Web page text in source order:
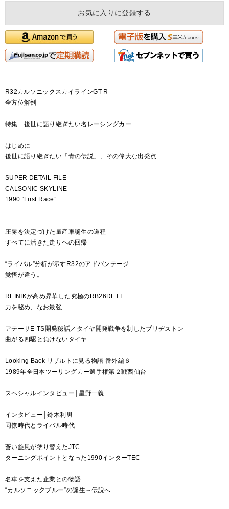
お気に入りに登録する
R32カルソニックスカイラインGT-R
全方位解剖
特集 後世に語り継ぎたい名レーシングカー
はじめに
後世に語り継ぎたい「青の伝説」、その偉大な出発点
SUPER DETAIL FILE
CALSONIC SKYLINE
1990 “First Race”
圧勝を決定づけた量産車誕生の道程
すべてに活きた走りへの回帰
“ライバル”分析が示すR32のアドバンテージ
覚悟が違う。
REINIKが高め昇華した究極のRB26DETT
力を秘め、なお最強
アテーサE-TS開発秘話／タイヤ開発戦争を制したブリヂストン
曲がる四駆と負けないタイヤ
Looking Back リザルトに見る物語 番外編６
1989年全日本ツーリングカー選手権第２戦西仙台
スペシャルインタビュー│星野一義
インタビュー│鈴木利男
同僚時代とライバル時代
蒼い旋風が塗り替えたJTC
ターニングポイントとなった1990インターTEC
名車を支えた企業との物語
“カルソニックブルー”の誕生～伝説へ